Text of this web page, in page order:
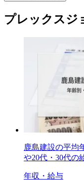
プレックスジ
鹿島建設の平均
や20代・30代の
年収・給与